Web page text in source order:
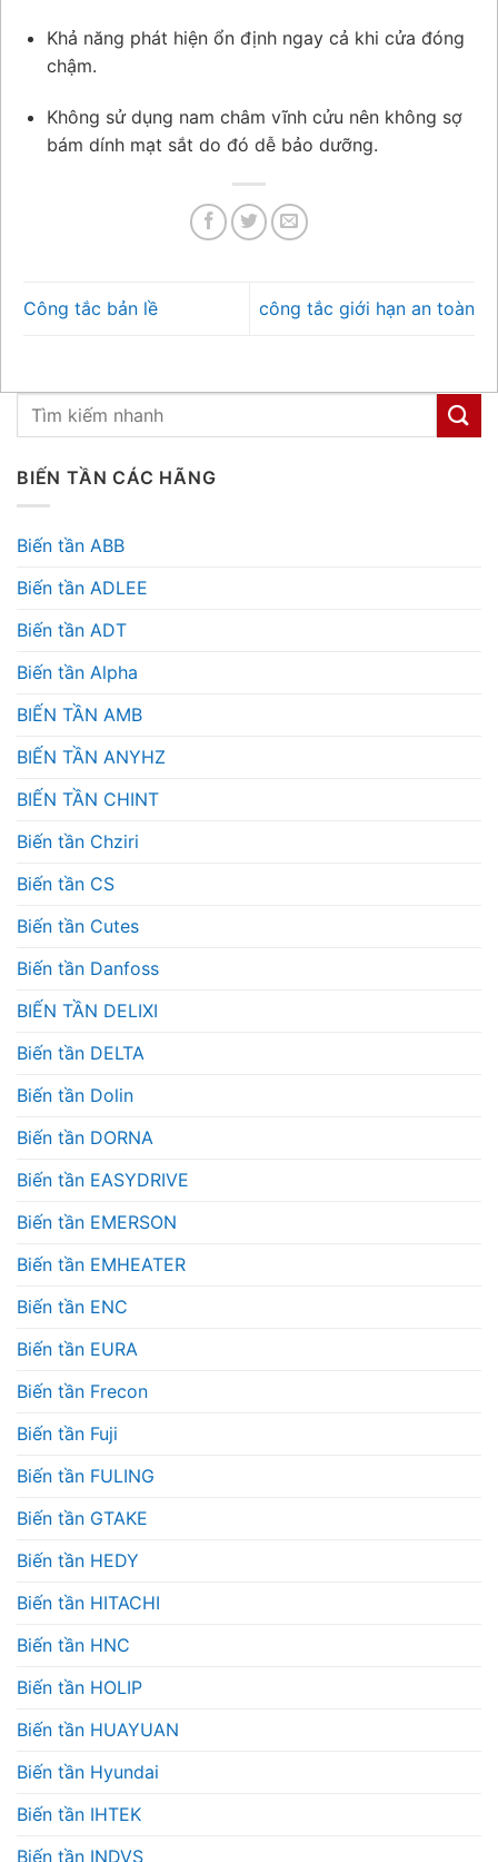
BIẾN TẦN CÁC HÃNG
Biến tần ABB
Biến tần ADLEE
Biến tần ADT
Biến tần Alpha
BIẾN TẦN AMB
BIẾN TẦN ANYHZ
BIẾN TẦN CHINT
Biến tần Chziri
Biến tần CS
Biến tần Cutes
Biến tần Danfoss
BIẾN TẦN DELIXI
Biến tần DELTA
Biến tần Dolin
Biến tần DORNA
Biến tần EASYDRIVE
Biến tần EMERSON
Biến tần EMHEATER
Biến tần ENC
Biến tần EURA
Biến tần Frecon
Biến tần Fuji
Biến tần FULING
Biến tần GTAKE
Biến tần HEDY
Biến tần HITACHI
Biến tần HNC
Biến tần HOLIP
Biến tần HUAYUAN
Biến tần Hyundai
Biến tần IHTEK
Biến tần INDVS
Khả năng phát hiện ổn định ngay cả khi cửa đóng
chậm.
Không sử dụng nam châm vĩnh cửu nên không sợ
bám dính mạt sắt do đó dễ bảo dưỡng.
Công tắc bản lề công tắc giới hạn an toàn